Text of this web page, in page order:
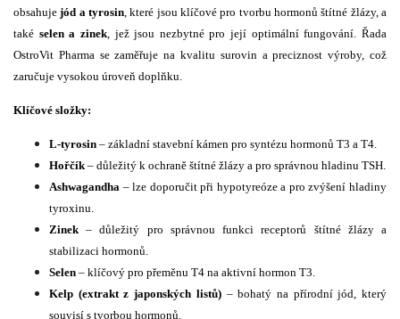
obsahujejód a tyrosin , které jsou klíčové pro tvorbu hormonů štítné žlázy, a
také selen a zinek, jež jsou nezbytné pro její optimální fungování. Řada
OstroVit Pharma se zaměřuje na kvalitu surovin a preciznost výroby, což
zaručuje vysokou úroveň doplňku.
Klíčové složky:
L-tyrosin – základní stavební kámen pro syntézu hormonů T3 a T4.
Hořčík – důležitý k ochraně štítné žlázy a pro správnou hladinu TSH.
Ashwagandha – lze doporučit při hypotyreóze a pro zvýšení hladiny
tyroxinu.
Zinek – důležitý pro správnou funkci receptorů štítné žlázy a
stabilizaci hormonů.
Selen – klíčový pro přeměnu T4 na aktivní hormon T3.
Kelp (extrakt z japonských listů)– bohatý na přírodní jód, který
souvisí s tvorbou hormonů.